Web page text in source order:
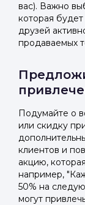
вас). Важно
которая
друзей
продаваемых
Подумайте о
или скидку
клиентов и
акцию,
например,
50% на
могут